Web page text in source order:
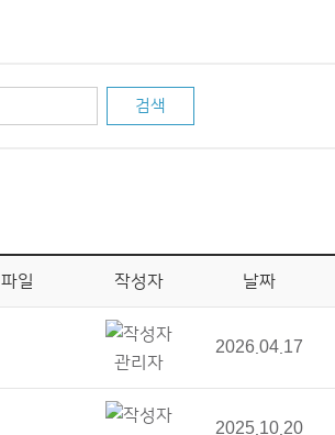
파일 작성자 날짜
관리자
2026.04.17
2025.10.20